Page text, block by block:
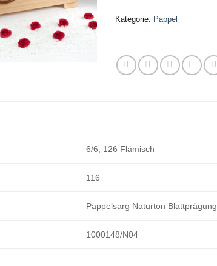
Kategorie: Pappel
6/6; 126 Flämisch
116
Pappelsarg Naturton Blattprägung
1000148/N04